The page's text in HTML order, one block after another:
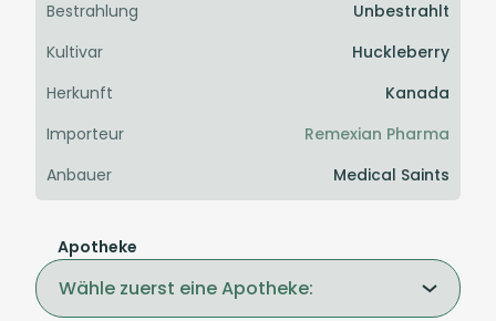
Bestrahlung
Unbestrahlt
Kultivar
Huckleberry
Herkunft
Kanada
Importeur
Remexian Pharma
Anbauer
Medical Saints
Apotheke
Wähle zuerst eine Apotheke: